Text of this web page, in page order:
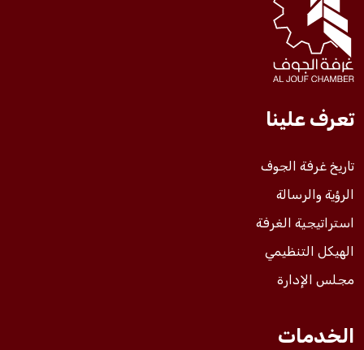
فعاليات الغرفة
فعاليات الجوف
مشاريع الغرفة
تعرف علينا
تاريخ غرفة الجوف
الرؤية والرسالة
استراتيجية الغرفة
الهيكل التنظيمي
مجلس الإدارة
الخدمات